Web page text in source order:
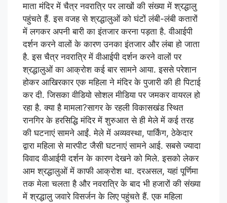
माता मंदिर में चैत्र नवरात्रि पर लाखों की संख्या में श्रद्धालु
पहुंचते हैं. इस वजह से श्रद्धालुओं को घंटों लंबी-लंबी कतारों
में लगकर अपनी बारी का इंतजार करना पड़ता है. वीआईपी
दर्शन करने वालों के कारण उनका इंतजार और लंबा हो जाता
है. इस चैत्र नवरात्रि में वीआईपी दर्शन करने वालों पर
श्रद्धालुओं का आक्रोश कई बार सामने आया. इससे परेशान
होकर आखिरकार एक महिला ने मंदिर के पुजारी की ही पिटाई
कर दी. जिसका वीडियो सोशल मीडिया पर जमकर वायरल हो
रहा है. क्या है मामला?सागर के रहली विकासखंड स्थित
रानगिर के हरसिद्धि मंदिर में शुरुआत से ही मेले में कई तरह
की घटनाएं सामने आईं. मेले में अव्यवस्था, पार्किंग, ठेकेदार
द्वारा महिला से मारपीट जैसी घटनाएं सामने आई. सबसे ज्यादा
विवाद वीआईपी दर्शन के कारण देखने को मिले. इसको लेकर
आम श्रद्धालुओं में काफी आक्रोश था. दरअसल, यहां पूर्णिमा
तक मेला चलता है और नवरात्रि के बाद भी हजारों की संख्या
में श्रद्धालु जवारे विसर्जन के लिए पहुंचते हैं. एक महिला